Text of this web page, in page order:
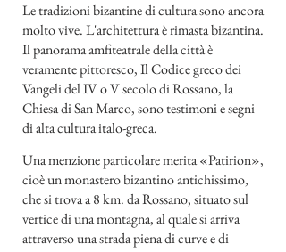
Le tradizioni bizantine di cultura sono ancora
molto vive. L'architettura è rimasta bizantina.
Il panorama amfiteatrale della città è
veramente pittoresco, Il Codice greco dei
Vangeli del IV o V secolo di Rossano, la
Chiesa di San Marco, sono testimoni e segni
di alta cultura italo-greca.
Una menzione particolare merita «Patirion»,
cioè un monastero bizantino antichissimo,
che si trova a 8 km. da Rossano, situato sul
vertice di una montagna, al quale si arriva
attraverso una strada piena di curve e di